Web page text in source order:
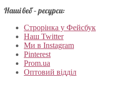
Наші веб – ресурси:
Строрінка у Фейсбук
Наш Twitter
Ми в Instagram
Pinterest
Prom.ua
Оптовий відділ